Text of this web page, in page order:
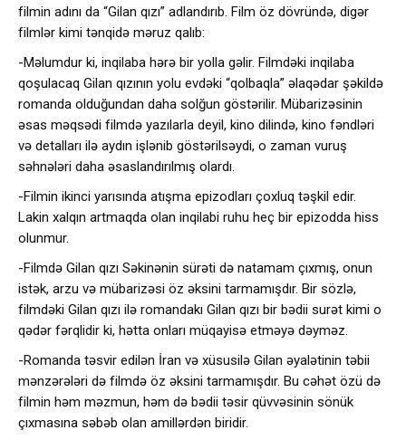
filmin adını da “Gilan qızı” adlandırıb. Film öz dövründə, digər
filmlər kimi tənqidə məruz qalıb:
-Məlumdur ki, inqilaba hərə bir yolla gəlir. Filmdəki inqilaba
qoşulacaq Gilan qızının yolu evdəki “qolbaqla” əlaqədar şəkildə
romanda olduğundan daha solğun göstərilir. Mübarizəsinin
əsas məqsədi filmdə yazılarla deyil, kino dilində, kino fəndləri
və detalları ilə aydın işlənib göstərilsəydi, o zaman vuruş
səhnələri daha əsaslandırılmış olardı.
-Filmin ikinci yarısında atışma epizodları çoxluq təşkil edir.
Lakin xalqın artmaqda olan inqilabi ruhu heç bir epizodda hiss
olunmur.
-Filmdə Gilan qızı Səkinənin sürəti də natamam çıxmış, onun
istək, arzu və mübarizəsi öz əksini tarmamışdır. Bir sözlə,
filmdəki Gilan qızı ilə romandakı Gilan qızı bir bədii surət kimi o
qədər fərqlidir ki, hətta onları müqayisə etməyə dəyməz.
-Romanda təsvir edilən İran və xüsusilə Gilan əyalətinin təbii
mənzərələri də filmdə öz əksini tarmamışdır. Bu cəhət özü də
filmin həm məzmun, həm də bədii təsir qüvvəsinin sönük
çıxmasına səbəb olan amillərdən biridir.